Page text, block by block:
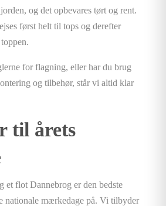
og det opbevares tørt og rent.
først helt til tops og derefter
for flagning, eller har du brug
og tilbehør, står vi altid klar
til årets
et flot Dannebrog er den bedste
nationale mærkedage på. Vi tilbyder